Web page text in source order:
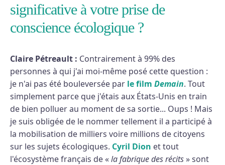
significative à votre prise de
conscience écologique ?
Claire Pétreault : Contrairement à 99% des
personnes à qui j'ai moi-même posé cette question :
je n'ai pas été bouleversée par le film Demain. Tout
simplement parce que j'étais aux États-Unis en train
de bien polluer au moment de sa sortie... Oups ! Mais
je suis obligée de le nommer tellement il a participé à
la mobilisation de milliers voire millions de citoyens
sur les sujets écologiques. Cyril Dion et tout
l'écosystème français de «la fabrique des récits» sont